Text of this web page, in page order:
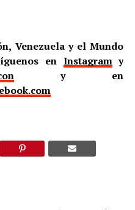
Venezuela y el Mundo
en Instagramy
y en